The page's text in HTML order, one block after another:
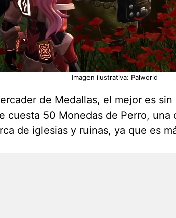
Imagen ilustrativa: Palworld
de Medallas, el mejor es
cuesta 50 Monedas de Perro,
de iglesias y ruinas, ya que es